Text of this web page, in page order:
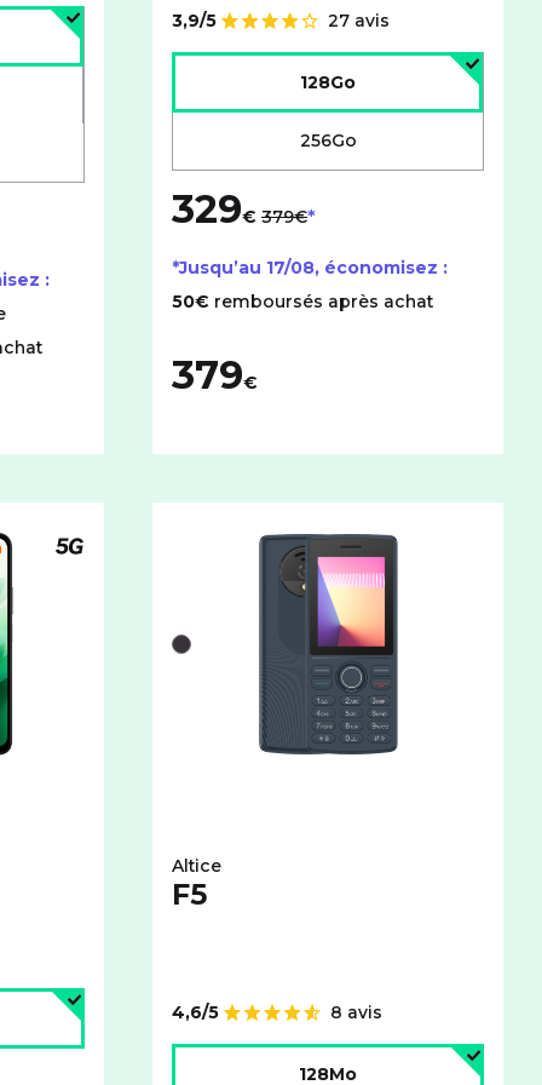
:
Note de
3,9/5
27 avis
128Go
256Go
329€ 379€
*Jusqu’au 17/08, économisez :
50€ remboursés après achat
379€
espace de stockage :
pour le XIAOMI Redmi 15 5G avec cet espace de
Téléphone compatible 5G
Liste de couleurs disponibles pour le
Noir
Altice
F5
Note de
4,6/5
8 avis
128Mo